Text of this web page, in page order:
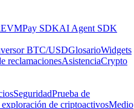
Pay SDKAI Agent SDK
BTC/USDGlosarioWidgets
reclamacionesAsistenciaCrypto
SeguridadPrueba de
de criptoactivosMedio